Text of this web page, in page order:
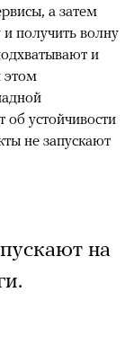
а затем
получить волну
и
этом
об устойчивости
не запускают
на